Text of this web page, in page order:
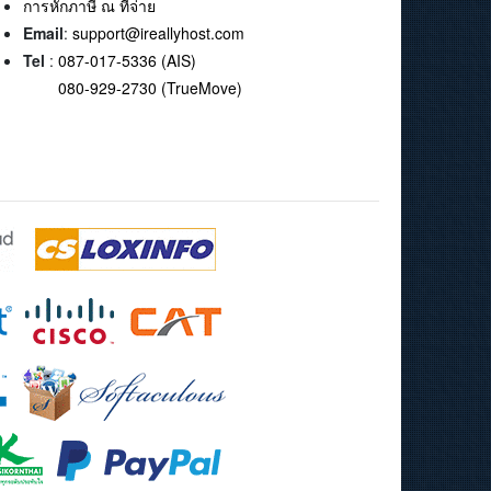
การหักภาษี ณ ที่จ่าย
Email: support@ireallyhost.com
Tel : 087-017-5336 (AIS)
080-929-2730 (TrueMove)